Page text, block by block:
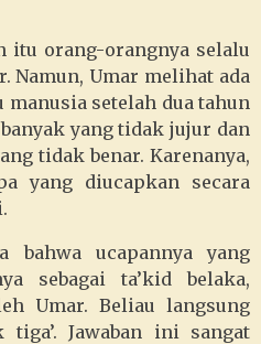
itu orang-orangnya selalu
Namun, Umar melihat ada
setelah dua tahun
yang tidak jujur dan
tidak benar. Karenanya,
yang diucapkan secara
bahwa ucapannya yang
sebagai ta’kid belaka,
Umar. Beliau langsung
tiga’. Jawaban ini sangat